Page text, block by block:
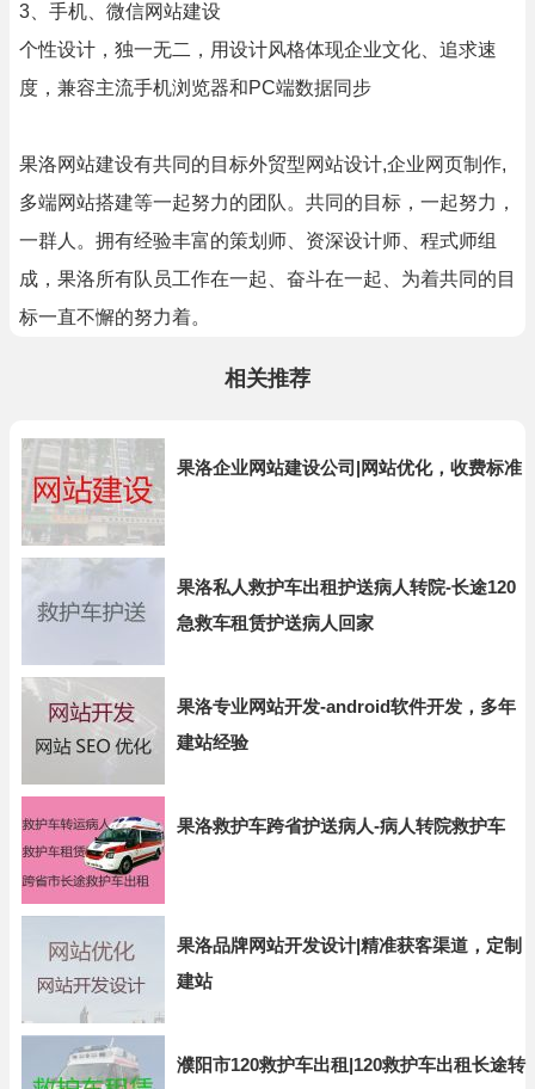
3、手机、微信网站建设
个性设计，独一无二，用设计风格体现企业文化、追求速
度，兼容主流手机浏览器和PC端数据同步
果洛网站建设有共同的目标外贸型网站设计,企业网页制作,
多端网站搭建等一起努力的团队。共同的目标，一起努力，
一群人。拥有经验丰富的策划师、资深设计师、程式师组
成，果洛所有队员工作在一起、奋斗在一起、为着共同的目
标一直不懈的努力着。
相关推荐
果洛企业网站建设公司|网站优化，收费标准
果洛私人救护车出租护送病人转院-长途120
急救车租赁护送病人回家
果洛专业网站开发-android软件开发，多年
建站经验
果洛救护车跨省护送病人-病人转院救护车
果洛品牌网站开发设计|精准获客渠道，定制
建站
濮阳市120救护车出租|120救护车出租长途转